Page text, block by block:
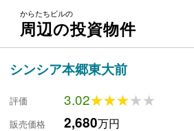
からたちビルの
周辺の投資物件
シンシア本郷東大前
評価 3.02★★★★★
★★★★★
販売価格 2,680万円